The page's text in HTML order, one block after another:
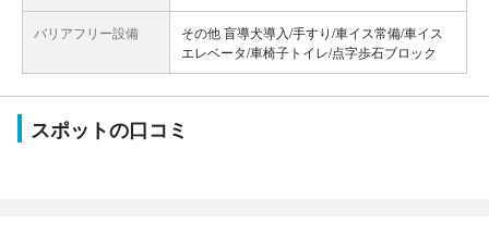
バリアフリー設備
その他 盲導犬導入/手すり/車イス常備/車イス
エレベータ/車椅子トイレ/点字歩石ブロック
スポットの口コミ